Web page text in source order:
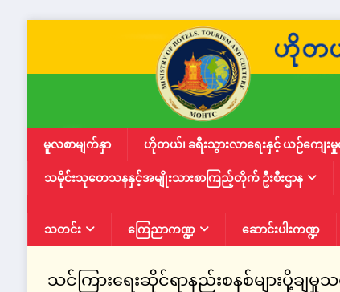
မူလစာမျက်နှာ ဟိုတယ်၊ ခရီးသွားလာရေးနှင့် ယဉ်ကျေးမှု
သမိုင်းသုတေသနနှင့်အမျိုးသားစာကြည့်တိုက် ဦးစီးဌာန
သတင်း ကြေညာကဏ္ဍ ဆောင်းပါးကဏ္ဍ
သင်ကြားရေးဆိုင်ရာနည်းစနစ်များပို့ချမှု